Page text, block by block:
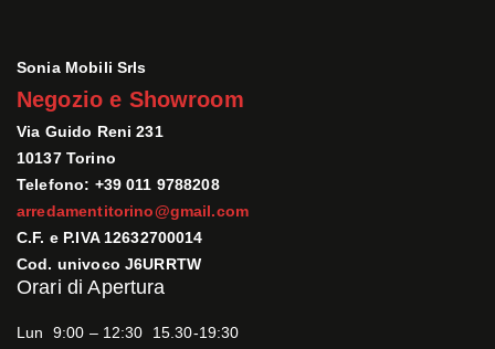
Sonia Mobili Srls
Negozio e Showroom
Via Guido Reni 231
10137 Torino
Telefono: +39 011 9788208
arredamentitorino@gmail.com
C.F. e P.IVA 12632700014
Cod. univoco J6URRTW
Orari di Apertura
Lun 9:00 – 12:30 15.30-19:30